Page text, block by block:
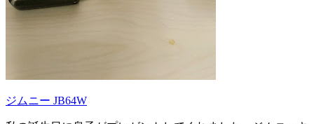
ジムニー JB64W